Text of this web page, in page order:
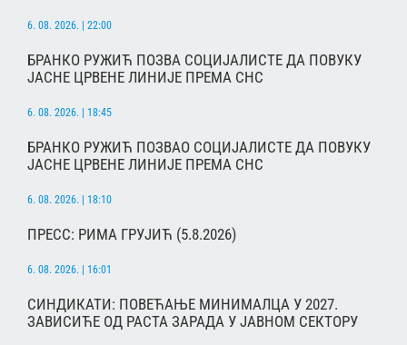
6. 08. 2026. | 22:00
БРАНКО РУЖИЋ ПОЗВА СОЦИЈАЛИСТЕ ДА ПОВУКУ
ЈАСНЕ ЦРВЕНЕ ЛИНИЈЕ ПРЕМА СНС
6. 08. 2026. | 18:45
БРАНКО РУЖИЋ ПОЗВАО СОЦИЈАЛИСТЕ ДА ПОВУКУ
ЈАСНЕ ЦРВЕНЕ ЛИНИЈЕ ПРЕМА СНС
6. 08. 2026. | 18:10
ПРЕСС: РИМА ГРУЈИЋ (5.8.2026)
6. 08. 2026. | 16:01
СИНДИКАТИ: ПОВЕЋАЊЕ МИНИМАЛЦА У 2027.
ЗАВИСИЋЕ ОД РАСТА ЗАРАДА У ЈАВНОМ СЕКТОРУ